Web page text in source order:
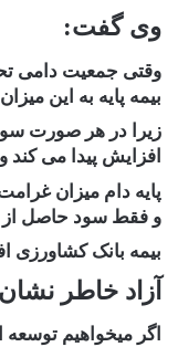
وی گفت:
بیمه پایه به این
زیرا در هر صورت
افزایش پیدا می کند
پایه دام میزان
و فقط سود حاصل از
بیمه بانک کشاورزی
آزاد خاطر
اگر میخواهیم